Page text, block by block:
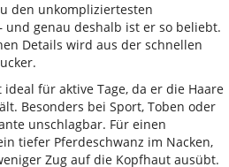
den unkompliziertesten
genau deshalb ist er so beliebt.
Details wird aus der schnellen
für aktive Tage, da er die Haare
Besonders bei Sport, Toben oder
unschlagbar. Für einen
tiefer Pferdeschwanz im Nacken,
Zug auf die Kopfhaut ausübt.